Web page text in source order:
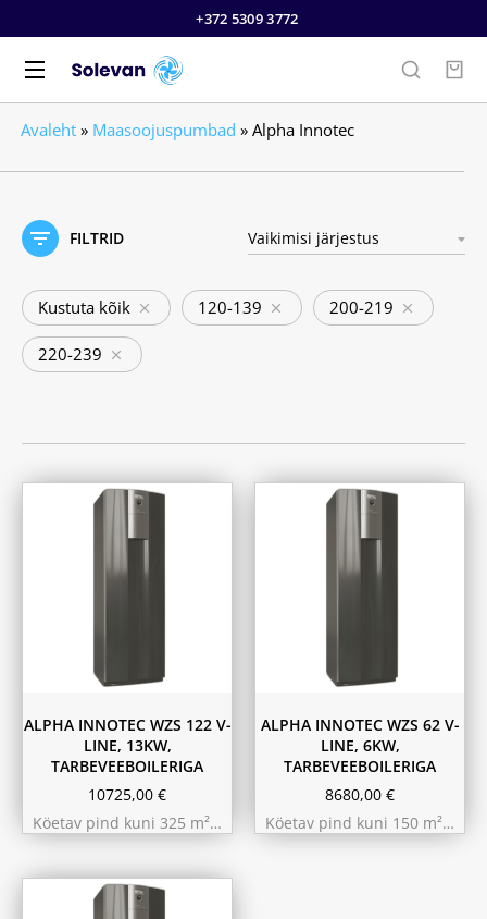
+372 5309 3772
Avaleht » Maasoojuspumbad » Alpha Innotec
FILTRID
Kustuta kõik 120-139 200-219
220-239
ALPHA INNOTEC WZS 122 V-
LINE, 13KW,
TARBEVEEBOILERIGA
10725,00 €
Köetav pind kuni 325 m²…
ALPHA INNOTEC WZS 62 V-
LINE, 6KW,
TARBEVEEBOILERIGA
8680,00 €
Köetav pind kuni 150 m²…